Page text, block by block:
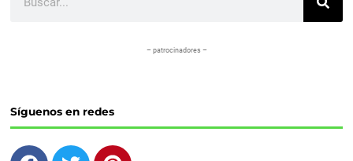
– patrocinadores –
Síguenos en redes
F
T
P